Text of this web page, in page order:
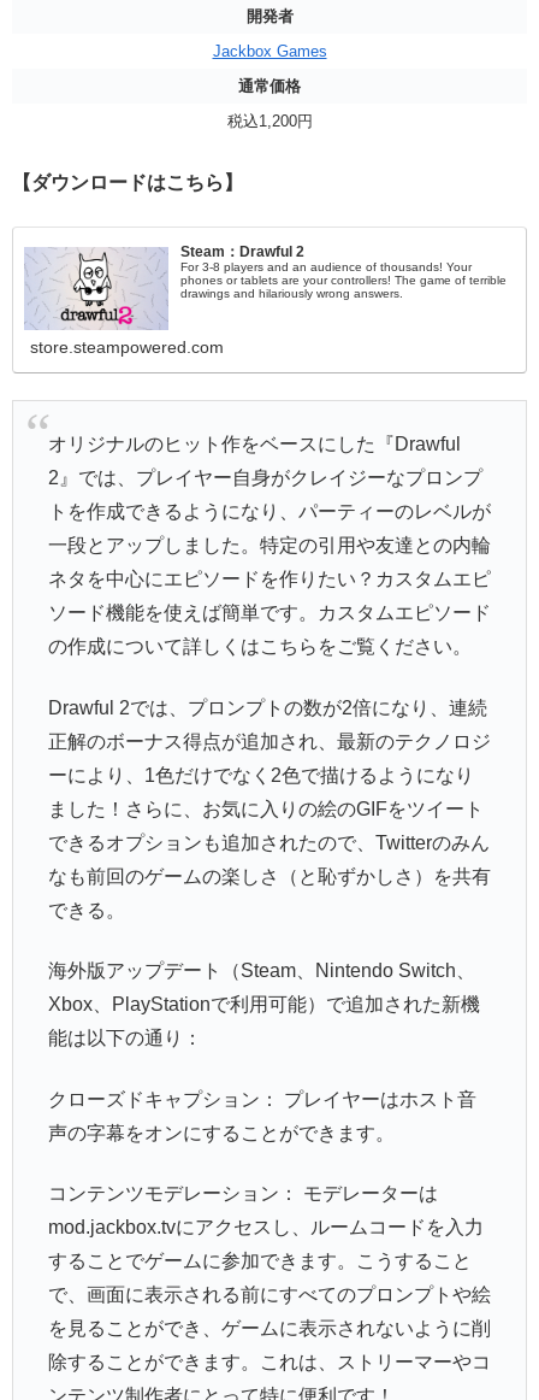
開発者
Jackbox Games
通常価格
税込1,200円
【ダウンロードはこちら】
Steam：Drawful 2
For 3-8 players and an audience of thousands! Your
phones or tablets are your controllers! The game of terrible
drawings and hilariously wrong answers.
store.steampowered.com
オリジナルのヒット作をベースにした『Drawful
2』では、プレイヤー自身がクレイジーなプロンプ
トを作成できるようになり、パーティーのレベルが
一段とアップしました。特定の引用や友達との内輪
ネタを中心にエピソードを作りたい？カスタムエピ
ソード機能を使えば簡単です。カスタムエピソード
の作成について詳しくはこちらをご覧ください。
Drawful 2では、プロンプトの数が2倍になり、連続
正解のボーナス得点が追加され、最新のテクノロジ
ーにより、1色だけでなく2色で描けるようになり
ました！さらに、お気に入りの絵のGIFをツイート
できるオプションも追加されたので、Twitterのみん
なも前回のゲームの楽しさ（と恥ずかしさ）を共有
できる。
海外版アップデート（Steam、Nintendo Switch、
Xbox、PlayStationで利用可能）で追加された新機
能は以下の通り：
クローズドキャプション： プレイヤーはホスト音
声の字幕をオンにすることができます。
コンテンツモデレーション： モデレーターは
mod.jackbox.tvにアクセスし、ルームコードを入力
することでゲームに参加できます。こうすること
で、画面に表示される前にすべてのプロンプトや絵
を見ることができ、ゲームに表示されないように削
除することができます。これは、ストリーマーやコ
ンテンツ制作者にとって特に便利です！